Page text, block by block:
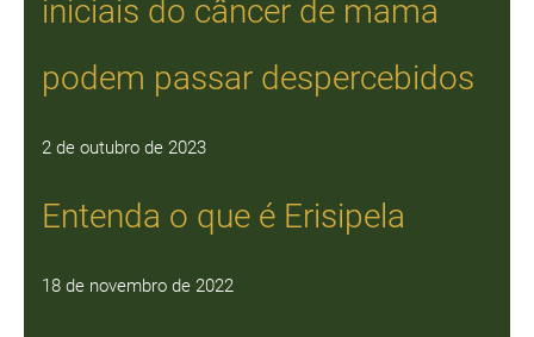
iniciais do câncer de mama
podem passar despercebidos
2 de outubro de 2023
Entenda o que é Erisipela
18 de novembro de 2022